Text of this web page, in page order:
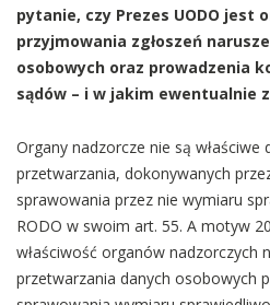
pytanie, czy Prezes UODO jest
przyjmowania zgłoszeń
osobowych oraz prowadzenia
sądów – i w jakim ewentualnie
Organy nadzorcze nie są
przetwarzania, dokonywanych
sprawowania przez nie wymiaru
RODO w swoim art. 55. A motyw
właściwość organów nadzorczych
przetwarzania danych osobowych